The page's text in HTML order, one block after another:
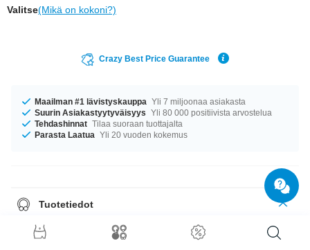
Valitse(Mikä on kokoni?)
Crazy Best Price Guarantee
Maailman #1 lävistyskauppa Yli 7 miljoonaa asiakasta
Suurin Asiakastyytyväisyys Yli 80 000 positiivista arvostelua
Tehdashinnat Tilaa suoraan tuottajalta
Parasta Laatua Yli 20 vuoden kokemus
Tuotetiedot
Klassinen flesh-tunneli, jossa on pieniä tekotimantteja eri väreissä. Sopii
yhteen minkä tahansa arkisen tai juhlavammankin asun kanssa.